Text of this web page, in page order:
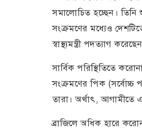
সমালোচিত হচ্ছেন।
সংক্রমণের মধ্যেও
স্বাস্থ্যমন্ত্রী পদত্যাগ
সার্বিক পরিস্থিতিতে
সংক্রমণের পিক (সর্বোচ্চ
তারা। অর্থাৎ, আগামীতে
ব্রাজিলে অধিক হারে